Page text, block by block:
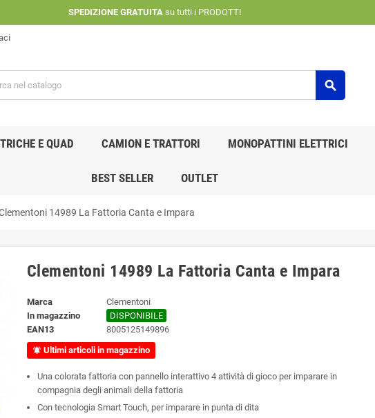
SPEDIZIONE GRATUITAsu tutti i PRODOTTI
search
E QUAD CAMION E TRATTORI MONOPATTINI ELETTRICI
BEST SELLER OUTLET
14989 La Fattoria Canta e Impara
Clementoni 14989 La Fattoria Canta e Impara
Marca
Clementoni
In magazzino
DISPONIBILE
EAN13
8005125149896
notifications_active Ultimi articoli in magazzino
Una colorata fattoria con pannello interattivo 4 attività di gioco per imparare in
compagnia degli animali della fattoria
Con tecnologia Smart Touch, per imparare in punta di dita